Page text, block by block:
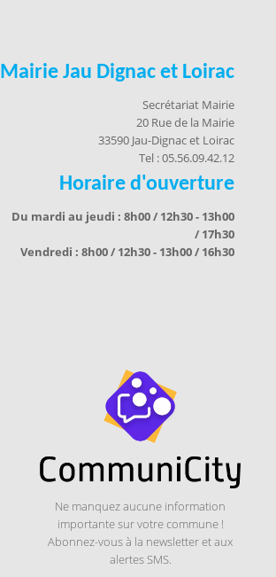
Mairie Jau Dignac et Loirac
Secrétariat Mairie
20 Rue de la Mairie
33590 Jau-Dignac et Loirac
Tel : 05.56.09.42.12
Horaire d'ouverture
Du mardi au jeudi : 8h00 / 12h30 - 13h00
/ 17h30
Vendredi : 8h00 / 12h30 - 13h00 / 16h30
Ne manquez aucune information
importante sur votre commune !
Abonnez-vous à la newsletter et aux
alertes SMS.